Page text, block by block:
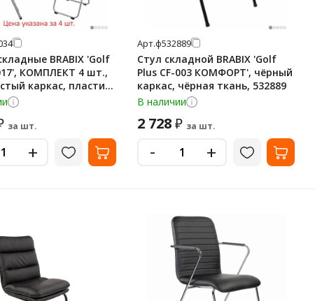
BRABIX 'Golf
КОМПЛЕКТ 4 шт.,
каркас, пластик,
за шт.
+
Арт.ф532889
Стул складной BRABIX 'Golf
Plus CF-003 КОМФОРТ', чёрный
каркас, чёрная ткань, 532889
В наличии
2 728₽ за шт.
- +